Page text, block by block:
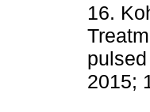
16.
2015;